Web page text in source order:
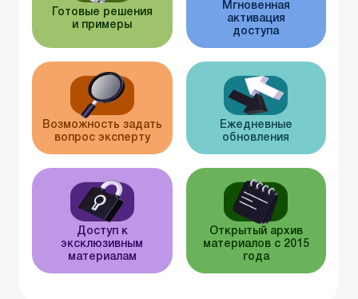
Готовые решения
и примеры
Мгновенная
активация
доступа
Возможность задать
вопрос эксперту
Ежедневные
обновления
Доступ к
эксклюзивным
материалам
Открытый архив
материалов с 2015
года